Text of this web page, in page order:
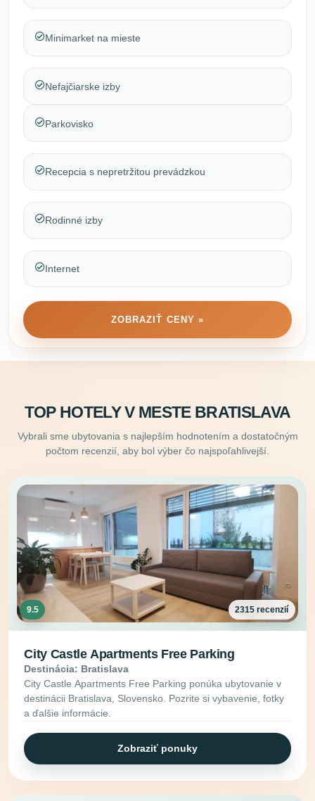
Minimarket na mieste
Nefajčiarske izby
Parkovisko
Recepcia s nepretržitou prevádzkou
Rodinné izby
Internet
ZOBRAZIŤ CENY »
TOP HOTELY V MESTE BRATISLAVA
Vybrali sme ubytovania s najlepším hodnotením a dostatočným
počtom recenzií, aby bol výber čo najspoľahlivejší.
9.5 2315 recenzií
City Castle Apartments Free Parking
Destinácia: Bratislava
City Castle Apartments Free Parking ponúka ubytovanie v
destinácii Bratislava, Slovensko. Pozrite si vybavenie, fotky
a ďalšie informácie.
Zobraziť ponuky